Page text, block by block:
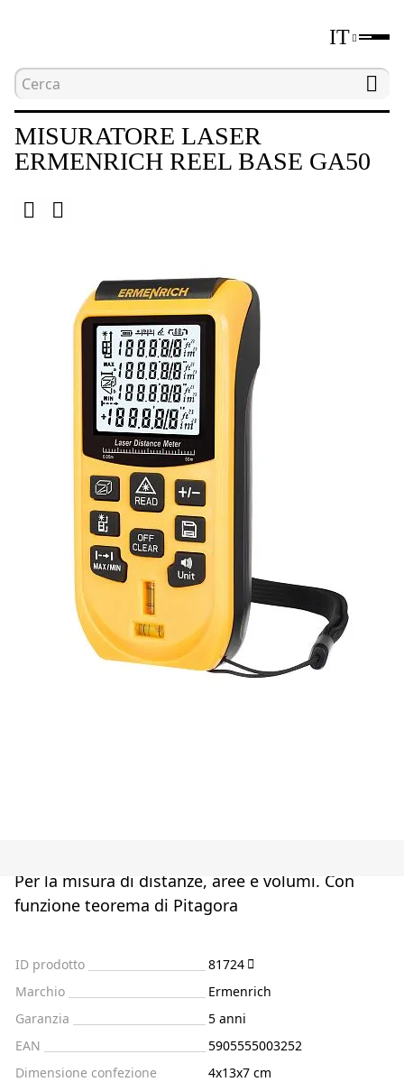
IT
Home Dispositivi di misurazione
MISURATORE LASER
ERMENRICH REEL BASE GA50
Per la misura di distanze, aree e volumi. Con
funzione teorema di Pitagora
ID prodotto
81724
Marchio
Ermenrich
Garanzia
5 anni
EAN
5905555003252
Dimensione confezione
4x13x7 cm